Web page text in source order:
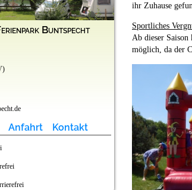
Buntspecht
Anfahrt Kontakt
ihr Zuhause
Sportliches
Ab dieser
möglich, da der